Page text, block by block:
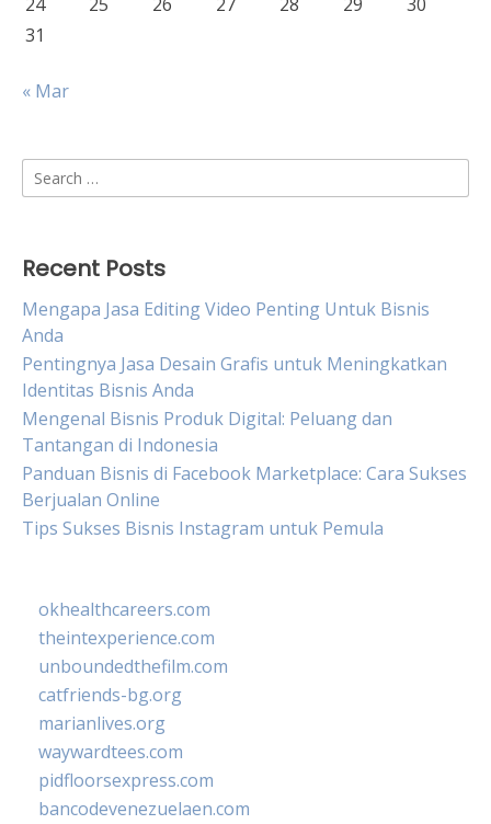
31
« Mar
Search
for:
Recent Posts
Mengapa Jasa Editing Video Penting Untuk Bisnis
Anda
Pentingnya Jasa Desain Grafis untuk Meningkatkan
Identitas Bisnis Anda
Mengenal Bisnis Produk Digital: Peluang dan
Tantangan di Indonesia
Panduan Bisnis di Facebook Marketplace: Cara Sukses
Berjualan Online
Tips Sukses Bisnis Instagram untuk Pemula
okhealthcareers.com
theintexperience.com
unboundedthefilm.com
catfriends-bg.org
marianlives.org
waywardtees.com
pidfloorsexpress.com
bancodevenezuelaen.com